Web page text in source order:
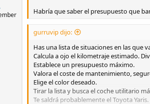
Habría que saber el presupuesto que
gurruvip dijo:
Has una lista de situaciones en las que
Calcula a ojo el kilometraje estimado.
Establece un presupuesto máximo.
Valora el coste de mantenimiento,
Elige el color deseado.
Tirar la lista y busca el coche utilitario
Te saldrá probablemente el Toyota Yaris.